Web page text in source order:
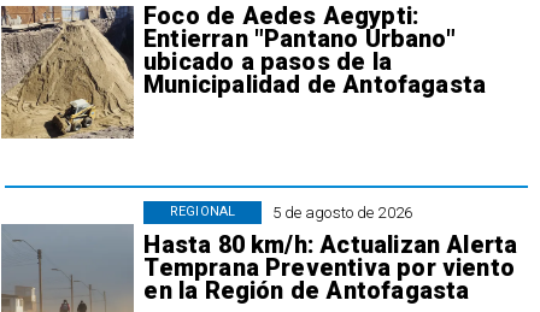
Foco de Aedes Aegypti:
Entierran "Pantano Urbano"
ubicado a pasos de la
Municipalidad de Antofagasta
5 de agosto de 2026
Hasta 80 km/h: Actualizan Alerta
Temprana Preventiva por viento
en la Región de Antofagasta
REGIONAL